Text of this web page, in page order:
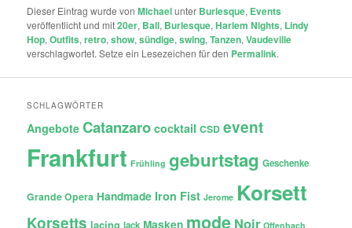
Dieser Eintrag wurde vonMichaelunter Burlesque, Events
veröffentlicht und mit20er, Ball, Burlesque,Harlem Nights, Lindy
Hop,Outfits,retro,show,sündige,swing,Tanzen,Vaudeville
verschlagwortet. Setze ein Lesezeichen für den Permalink.
SCHLAGWÖRTER
Angebote Catanzaro cocktail CSD event
Frankfurt Frühling geburtstag Geschenke
Grande Opera Handmade Iron Fist Jerome Korsett
Korsetts lacing lack Masken mode Noir Offenbach